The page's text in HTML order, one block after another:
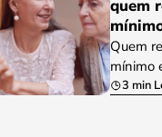
quem
Quem
mínimo
3 min